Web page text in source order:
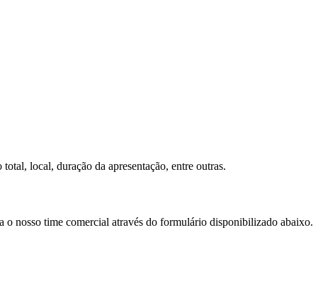
local, duração da apresentação, entre outras.
o nosso time comercial através do formulário disponibilizado abaixo.